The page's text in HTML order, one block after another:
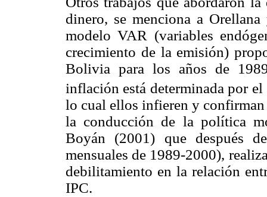
dinero, se menciona a
modelo VAR (variables
crecimiento de la emisión)
Bolivia para los años de
inflación está determinada por
lo cual ellos infieren y
la conducción de la política
Boyán (2001) que después
mensuales de 1989-2000),
debilitamiento en la relación
IPC.